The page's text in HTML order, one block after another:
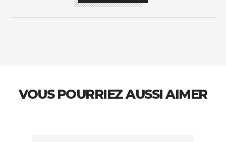
VOUS POURRIEZ AUSSI AIMER